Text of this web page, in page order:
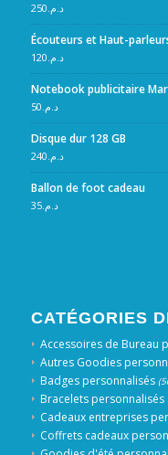
د.م.250
Écouteurs et Haut-
د.م.120
Notebook publicitaire
د.م.50
Disque dur 128 GB
د.م.240
Ballon de foot cadeau
د.م.35
CATÉGORIES
Accessoires de Bureau
Autres Goodies
Badges personnalisés
Bracelets personnalisés
Cadeaux entreprises
Coffrets cadeaux